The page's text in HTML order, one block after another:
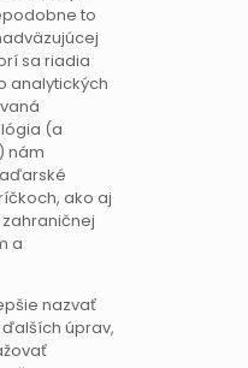
to
sa riadia
analytických
(a
nám
ako aj
a
nazvať
úprav,